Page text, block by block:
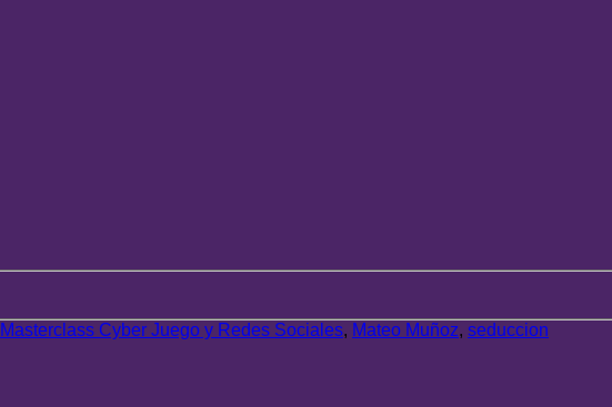
Masterclass Cyber Juego y Redes Sociales, Mateo Muñoz, seduccion